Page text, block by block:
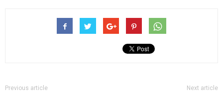
Previous article Next article